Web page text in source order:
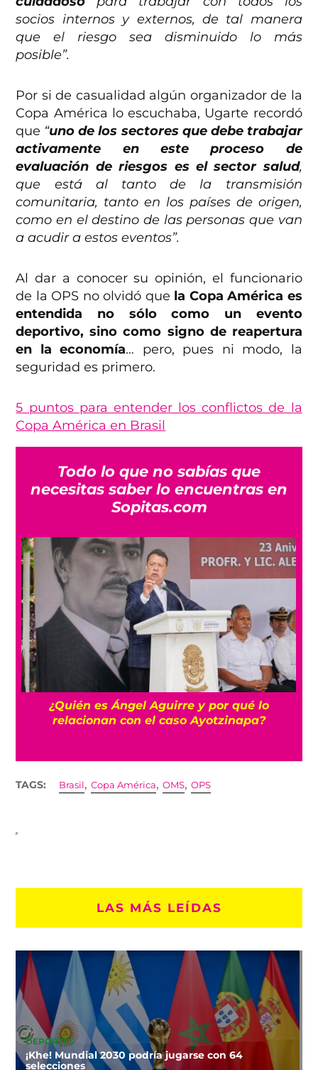
socios internos y externos, de tal manera
que el riesgo sea disminuido lo más
posible”.
Por si de casualidad algún organizador de la
Copa América lo escuchaba, Ugarte recordó
que “uno de los sectores que debe trabajar
activamente en este proceso de
evaluación de riesgos es el sector salud,
que está al tanto de la transmisión
comunitaria, tanto en los países de origen,
como en el destino de las personas que van
a acudir a estos eventos”.
Al dar a conocer su opinión, el funcionario
de la OPS no olvidó que la Copa América es
entendida no sólo como un evento
deportivo, sino como signo de reapertura
en la economía… pero, pues ni modo, la
seguridad es primero.
5 puntos para entender los conflictos de la
Copa América en Brasil
Todo lo que no sabías que
necesitas saber lo encuentras en
Sopitas.com
¿Quién es Ángel Aguirre y por qué lo
relacionan con el caso Ayotzinapa?
TAGS: Brasil,Copa América,OMS,OPS
LAS MÁS LEÍDAS
DEPORTES
¡Khe! Mundial 2030 podría jugarse con 64
selecciones